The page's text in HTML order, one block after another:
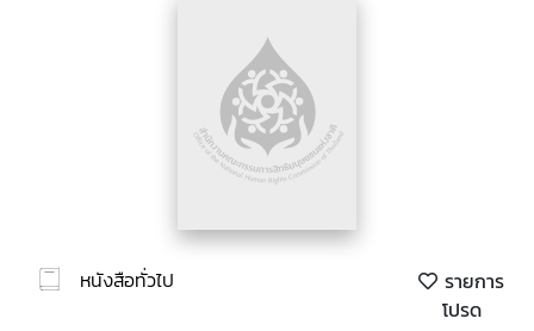
หนังสือทั่วไป
รายการ
โปรด